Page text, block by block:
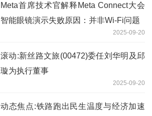
Meta首席技术官解释Meta Connect大会
智能眼镜演示失败原因：并非Wi-Fi问题
2025-09-20
滚动:新丝路文旅(00472)委任刘华明及邱
璇为执行董事
2025-09-20
动态焦点:铁路跑出民生温度与经济加速